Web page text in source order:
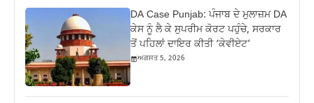
DA Case Punjab: ਪੰਜਾਬ ਦੇ ਮੁਲਾਜ਼ਮ DA
ਕੇਸ ਨੂੰ ਲੈ ਕੇ ਸੁਪਰੀਮ ਕੋਰਟ ਪਹੁੰਚੇ, ਸਰਕਾਰ
ਤੋਂ ਪਹਿਲਾਂ ਦਾਇਰ ਕੀਤੀ ‘ਕੇਵੀਏਟ’
ਅਗਸਤ 5, 2026